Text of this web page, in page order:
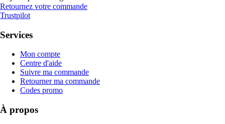
Retournez votre commande
Trustpilot
Services
Mon compte
Centre d'aide
Suivre ma commande
Retourner ma commande
Codes promo
À propos